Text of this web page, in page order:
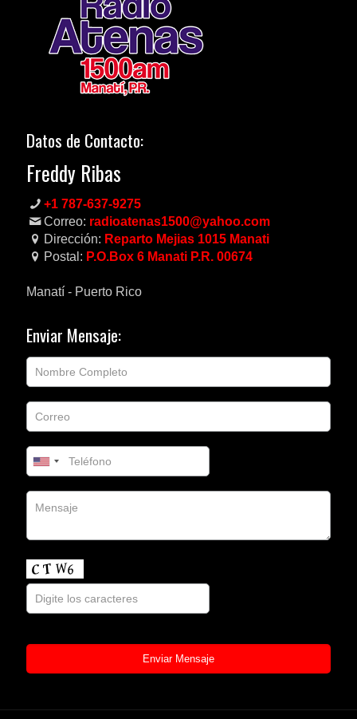
Datos de Contacto:
Freddy Ribas
+1 787-637-9275
Correo: radioatenas1500@yahoo.com
Dirección: Reparto Mejias 1015 Manati
Postal: P.O.Box 6 Manati P.R. 00674
Manatí - Puerto Rico
Enviar Mensaje: